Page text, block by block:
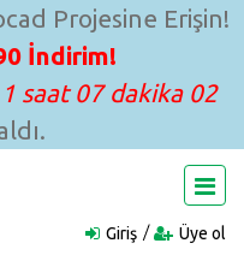
Projesine Erişin!
İndirim!
1 saat 07 dakika 01
Giriş Üye ol